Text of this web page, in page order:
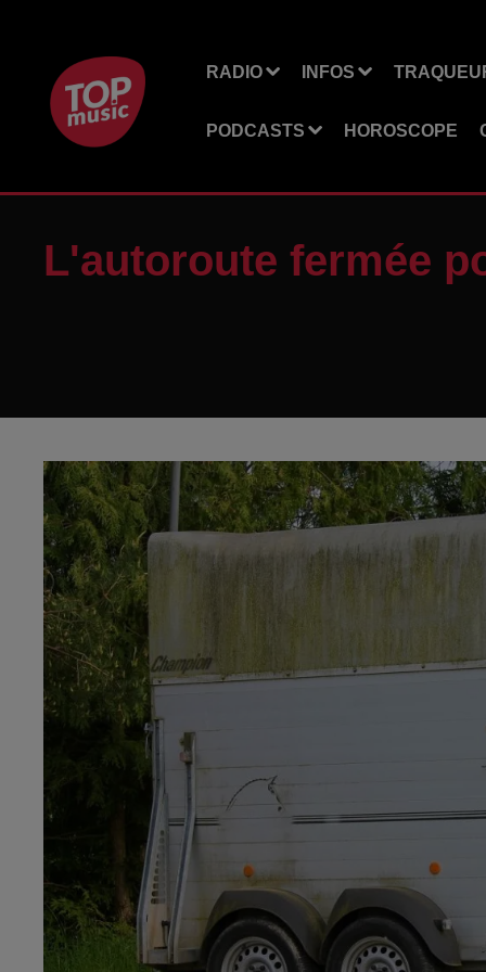
RADIO INFOS
PODCASTS HOROSCOPE
L'autoroute fermée